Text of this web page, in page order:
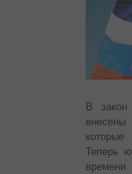
В закон
Теперь